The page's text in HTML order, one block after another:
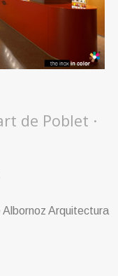
de Poblet ·
Albornoz Arquitectura